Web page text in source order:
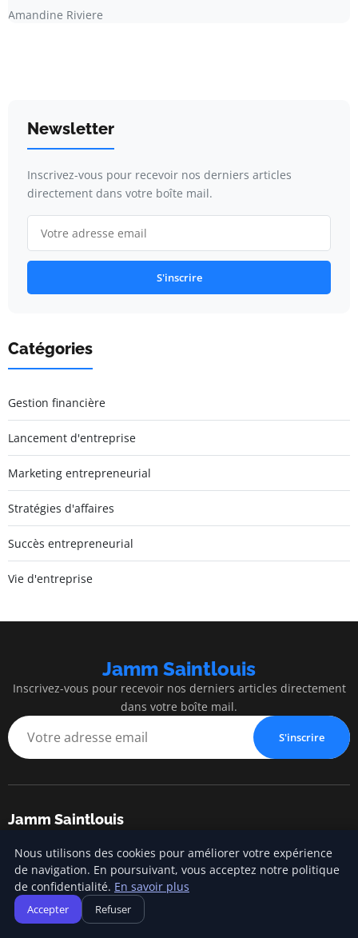
Amandine Riviere
Newsletter
Inscrivez-vous pour recevoir nos derniers articles
directement dans votre boîte mail.
S'inscrire
Catégories
Gestion financière
Lancement d'entreprise
Marketing entrepreneurial
Stratégies d'affaires
Succès entrepreneurial
Vie d'entreprise
Jamm Saintlouis
Inscrivez-vous pour recevoir nos derniers articles directement
dans votre boîte mail.
S'inscrire
Jamm Saintlouis
Innovation, expertise et succès au service de votre entreprise
Catégories
Nous utilisons des cookies pour améliorer votre expérience
de navigation. En poursuivant, vous acceptez notre politique
de confidentialité. En savoir plus
Accepter Refuser